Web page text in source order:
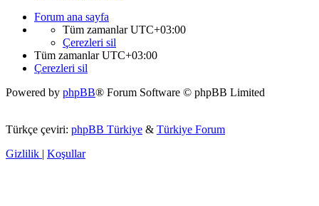
Forum ana sayfa
Tüm zamanlarUTC+03:00
Çerezleri sil
Tüm zamanlarUTC+03:00
Çerezleri sil
Powered by phpBB® Forum Software © phpBB Limited
Türkçe çeviri: phpBB Türkiye & Türkiye Forum
Gizlilik | Koşullar